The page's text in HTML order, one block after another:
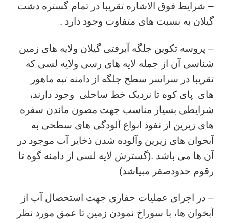
– شرایط فوق الاشاره تقریبا در تمام گستره دشت
گیلان به نسبت های متفاوت وجود دارد .
– پروسه تکوین جلگه آبرفتی گیلان ولایه های زمین
شناسی آن از جمله لایه های رسی ولایه لسی که
تقریبا در سراسر سطح جلگه از دامنه تپه ماهور
های پای کوه تا نزدیک خط ساحلی وجود دارند،
شرایطی بسیار مناسب جهت مصون ماندن سفره
های زیرین از نفوذ انواع آلودگی های سطحی به
آبخوان های زیرین وآلوده شدن ذخایر آب موجود در
آن ها می باشد .(گسترش لایه لسی از دامنه گوه تا
رقوم حدودصفر مبیاشد)
– در اجرای عملیات حفاری جهت استحصال آب از
آبخوان ها، با سوراخ نمودن زمین تا عمق مورد نظر